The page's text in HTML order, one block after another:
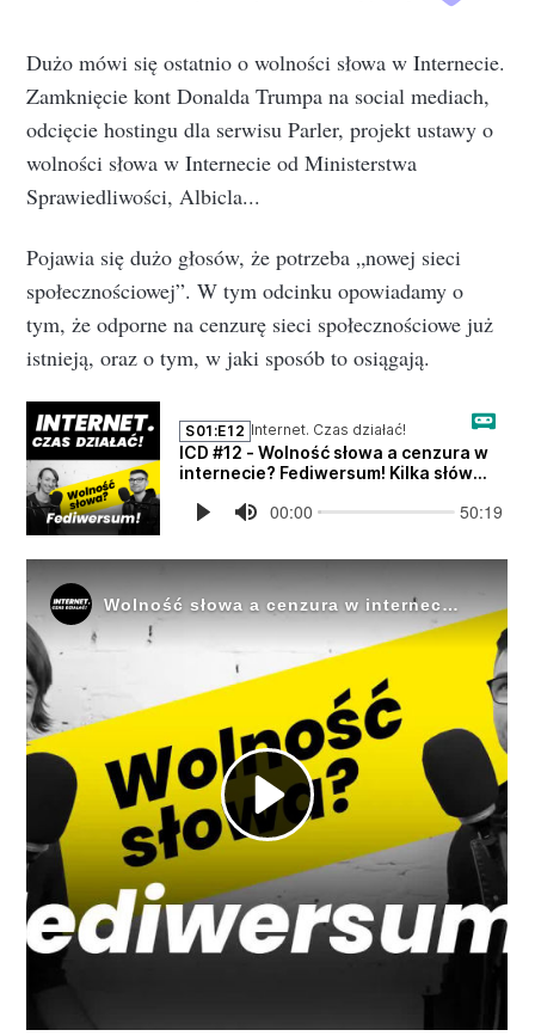
Dużo mówi się ostatnio o wolności słowa w Internecie.
Zamknięcie kont Donalda Trumpa na social mediach,
odcięcie hostingu dla serwisu Parler, projekt ustawy o
wolności słowa w Internecie od Ministerstwa
Sprawiedliwości, Albicla...
Pojawia się dużo głosów, że potrzeba „nowej sieci
społecznościowej”. W tym odcinku opowiadamy o
tym, że odporne na cenzurę sieci społecznościowe już
istnieją, oraz o tym, w jaki sposób to osiągają.